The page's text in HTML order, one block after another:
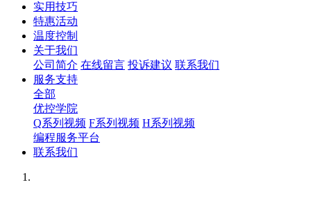
实用技巧
特惠活动
温度控制
关于我们
公司简介 在线留言 投诉建议 联系我们
服务支持
全部
优控学院
Q系列视频 F系列视频 H系列视频
编程服务平台
联系我们